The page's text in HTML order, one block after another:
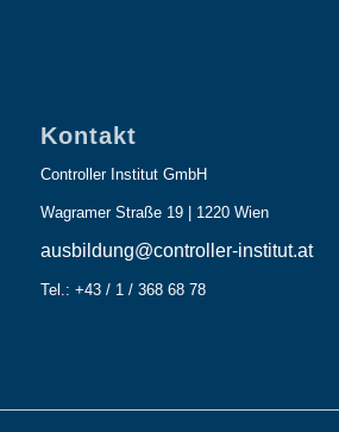
Kontakt
Controller Institut GmbH
Wagramer Straße 19 | 1220 Wien
ausbildung@controller-institut.at
Tel.: +43 / 1 / 368 68 78